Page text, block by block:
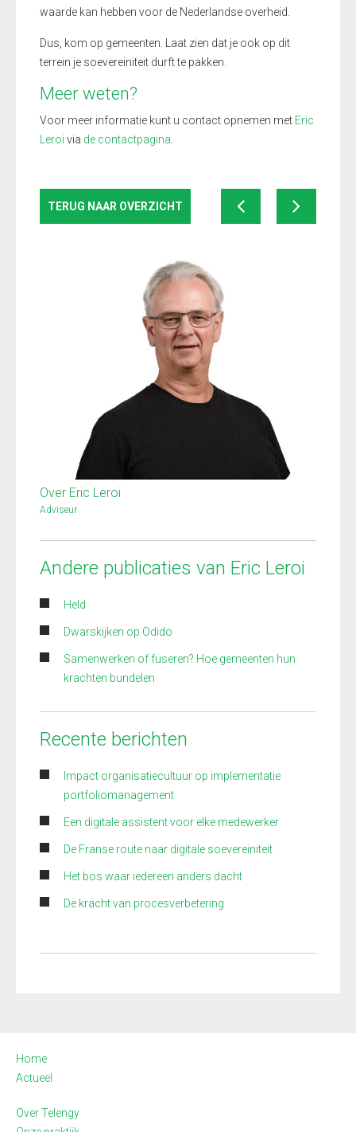
waarde kan hebben voor de Nederlandse overheid.
Dus, kom op gemeenten. Laat zien dat je ook op dit
terrein je soevereiniteit durft te pakken.
Meer weten?
Voor meer informatie kunt u contact opnemen met Eric
Leroi via de contactpagina
TERUG NAAR OVERZICHT
Over Eric Leroi
Adviseur
Andere publicaties van Eric Leroi
Held
Dwarskijken op Odido
Samenwerken of fuseren? Hoe gemeenten hun
krachten bundelen
Recente berichten
Impact organisatiecultuur op implementatie
portfoliomanagement
Een digitale assistent voor elke medewerker
De Franse route naar digitale soevereiniteit
Het bos waar iedereen anders dacht
De kracht van procesverbetering
Home
Actueel
Over Telengy